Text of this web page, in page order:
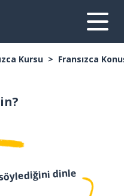
Kursu Fransızca
dinle